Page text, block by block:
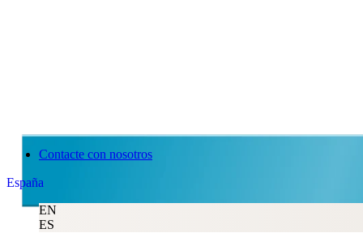
Contacte con nosotros
España
EN
ES